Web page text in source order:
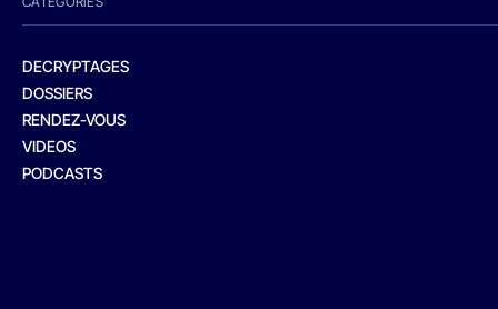
DECRYPTAGES
DOSSIERS
RENDEZ-VOUS
VIDEOS
PODCASTS